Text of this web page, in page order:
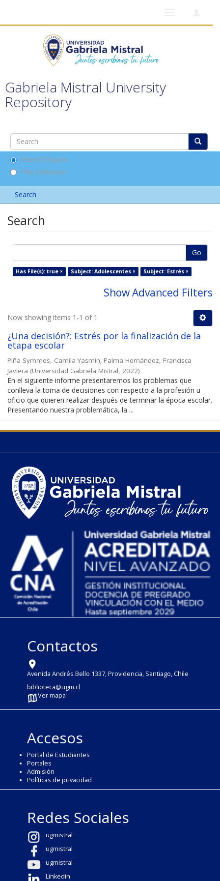
Gabriela Mistral University
Repository
Search DSpace
This Collection
Search
Search
Go
Has File(s): true × Subject: Adolescentes × Subject: Estrés ×
Show Advanced Filters
Now showing items 1-1 of 1
¿Una decisión?: Estrés por la finalización de la
etapa escolar
Piña Symmes, Camila Yasmin; Palma Hernández, Francisca
Javiera (Universidad Gabriela Mistral, 2022)
En el siguiente informe presentaremos los problemas que
conlleva la toma de decisiones con respecto a la profesión u
oficio que quieren realizar después de terminar la época escolar.
Presentando nuestra problemática, la ...
Contactos
Avenida Andrés Bello 1337, Providencia, Santiago, Chile
biblioteca@ugm.cl
Ver mapa
Accesos
Portal de Estudiantes
Portales
Admisión
Políticas de privacidad
Redes Sociales
ugmistral
ugmistral
ugmistral
Linkedin